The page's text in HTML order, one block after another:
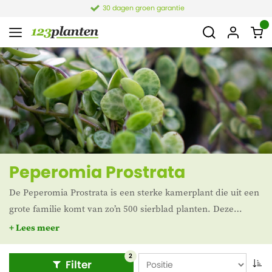
30 dagen groen garantie
Peperomia Prostrata
De Peperomia Prostrata is een sterke kamerplant die uit een
grote familie komt van zo’n 500 sierblad planten. Deze
kamerplant wordt ook wel String of Turtles genoemd. De
kleine blaadjes lijken namelijk op schilden van schildpadden
die aan elkaar vastzitten. Oorspronkelijk komt de Peperomia
+ Lees meer
Filter
2